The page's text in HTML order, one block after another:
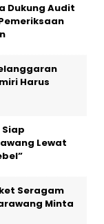
Dukung Audit
Harus
Siap
Lewat
Seragam
Minta